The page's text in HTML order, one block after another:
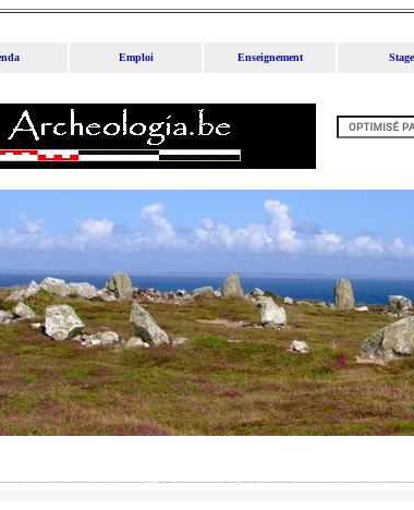
Emploi Enseignement